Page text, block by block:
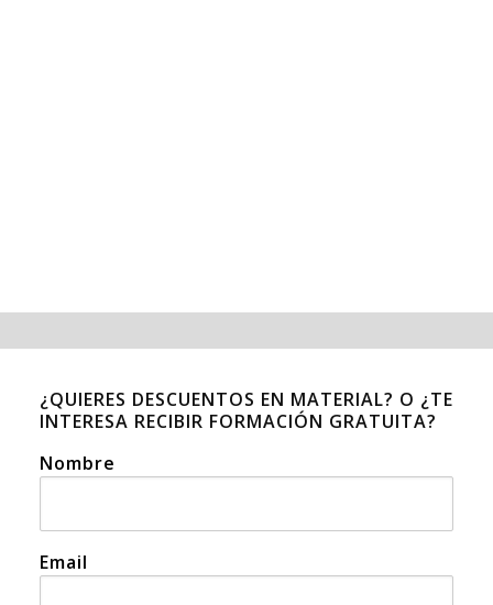
¿QUIERES DESCUENTOS EN MATERIAL? O ¿TE
INTERESA RECIBIR FORMACIÓN GRATUITA?
Nombre
Email